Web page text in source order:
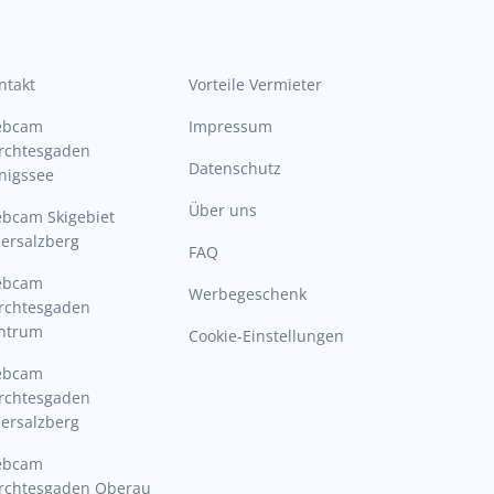
Skigebiet
Oberau
Vorteile Vermieter
Impressum
Datenschutz
Über uns
FAQ
Werbegeschenk
Cookie-Einstellungen